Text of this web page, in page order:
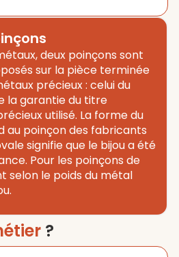
deux poinçons sont
sur la pièce terminée
précieux : celui du
la garantie du titre
utilisé. La forme du
au poinçon des fabricants
signifie que le bijou a été
Pour les poinçons de
selon le poids du métal
?